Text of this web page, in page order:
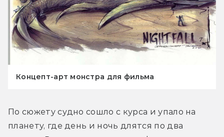
Концепт-арт монстра для фильма
По сюжету судно сошло с курса и упало на
планету, где день и ночь длятся по два